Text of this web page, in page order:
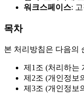
워크스페이스:
목차
본 처리방침은 다음의
제1조 (처리하는
제2조 (개인정보
제3조 (개인정보